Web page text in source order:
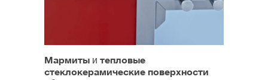
Мармиты и тепловые
стеклокерамические поверхности